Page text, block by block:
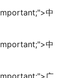
mportant;">中
mportant;">中
mportant;">广